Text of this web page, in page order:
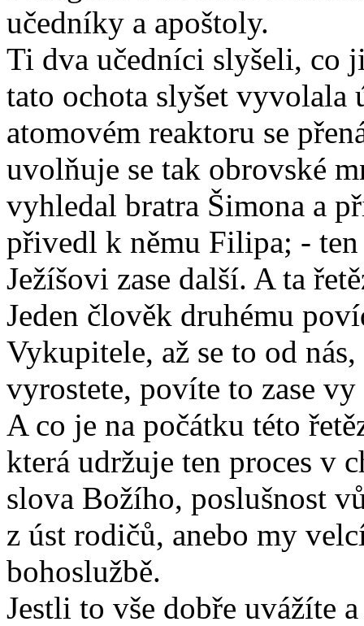
učedníky a apoštoly.
Ti dva učedníci slyšeli, co
tato ochota slyšet vyvolala
atomovém reaktoru se
uvolňuje se tak obrovské
vyhledal bratra Šimona a
přivedl k němu Filipa; -
Ježíšovi zase další. A ta
Jeden člověk druhému
Vykupitele, až se to od
vyrostete, povíte to zase
A co je na počátku této
která udržuje ten proces v
slova Božího, poslušnost
z úst rodičů, anebo my
bohoslužbě.
Jestli to vše dobře uvážíte